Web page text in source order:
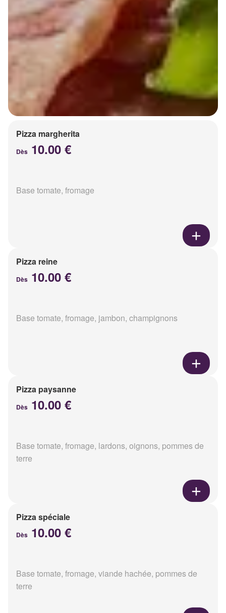
Pizza margherita
Dès 10.00 €
Base tomate, fromage
Pizza reine
Dès 10.00 €
Base tomate, fromage, jambon, champignons
Pizza paysanne
Dès 10.00 €
Base tomate, fromage, lardons, oignons, pommes de
terre
Pizza spéciale
Dès 10.00 €
Base tomate, fromage, viande hachée, pommes de
terre